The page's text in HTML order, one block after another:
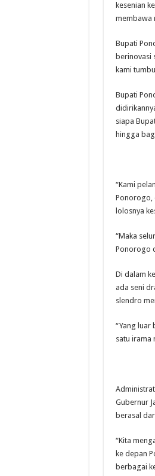
kesenian
membawa
Bupati
berinovasi
kami
Bupati
siapa
hingga
“Kami
Ponorogo,
lolosnya
“Maka
Ponorogo
Di dalam
ada seni
slendro
“Yang
satu irama
Gubernur
berasal
“Kita
ke depan
berbagai